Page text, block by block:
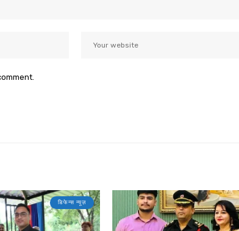
डिफेन्स न्यूज़